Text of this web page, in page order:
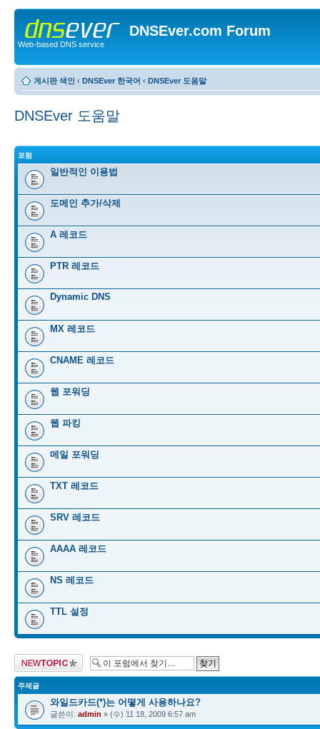
DNSEver.com Forum
Web-based DNS service
게시판 색인 ‹ DNSEver 한국어 ‹ DNSEver 도움말
DNSEver 도움말
포럼
일반적인 이용법
도메인 추가/삭제
A 레코드
PTR 레코드
Dynamic DNS
MX 레코드
CNAME 레코드
웹 포워딩
웹 파킹
메일 포워딩
TXT 레코드
SRV 레코드
AAAA 레코드
NS 레코드
TTL 설정
새 주제글 올리기
주제글
와일드카드(*)는 어떻게 사용하나요?
글쓴이: admin » (수) 11 18, 2009 6:57 am